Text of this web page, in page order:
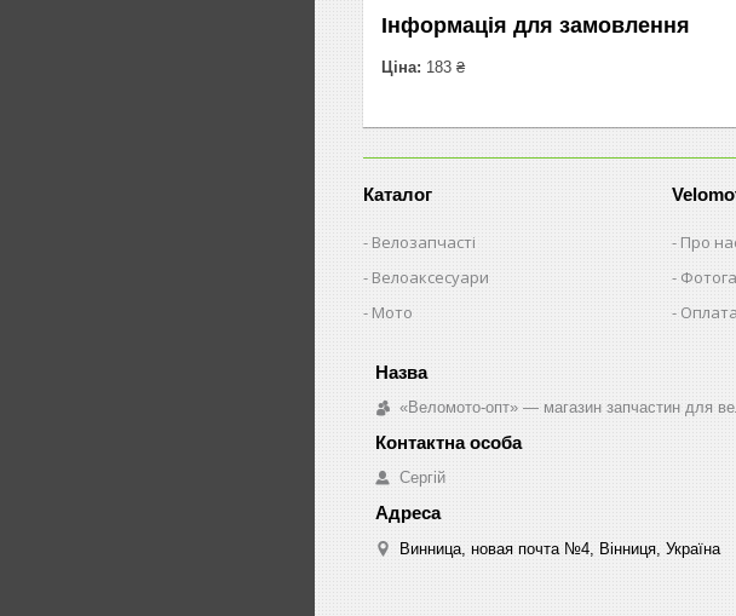
Інформація для замовлення
Ціна: 183 ₴
Каталог
Велозапчасті
Велоаксесуари
Мото
Про
«Веломото-опт» — магазин запчастин для
Сергій
Винница, новая почта №4, Вінниця, Україна